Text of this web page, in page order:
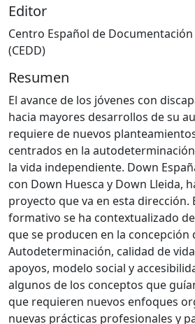
Editor
Centro Español de
(CEDD)
Resumen
El avance de los jóvenes con
hacia mayores desarrollos de su
requiere de nuevos
centrados en la
la vida independiente. Down
con Down Huesca y Down Lleida,
proyecto que va en esta dirección.
formativo se ha contextualizado
que se producen en la concepción
Autodeterminación, calidad de
apoyos, modelo social y
algunos de los conceptos que
que requieren nuevos enfoques
nuevas prácticas profesionales y